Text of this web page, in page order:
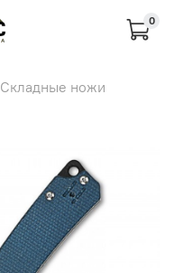
0
Складные ножи